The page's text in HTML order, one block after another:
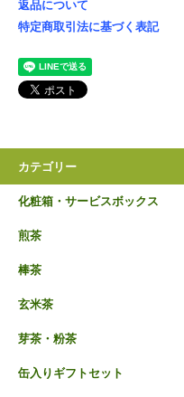
返品について
特定商取引法に基づく表記
カテゴリー
化粧箱・サービスボックス
煎茶
棒茶
玄米茶
芽茶・粉茶
缶入りギフトセット